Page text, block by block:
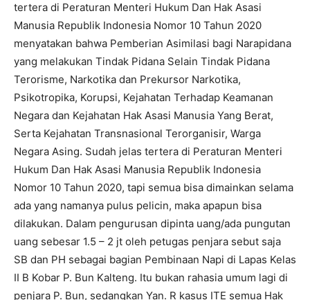
tertera di Peraturan Menteri Hukum Dan Hak Asasi
Manusia Republik Indonesia Nomor 10 Tahun 2020
menyatakan bahwa Pemberian Asimilasi bagi Narapidana
yang melakukan Tindak Pidana Selain Tindak Pidana
Terorisme, Narkotika dan Prekursor Narkotika,
Psikotropika, Korupsi, Kejahatan Terhadap Keamanan
Negara dan Kejahatan Hak Asasi Manusia Yang Berat,
Serta Kejahatan Transnasional Terorganisir, Warga
Negara Asing. Sudah jelas tertera di Peraturan Menteri
Hukum Dan Hak Asasi Manusia Republik Indonesia
Nomor 10 Tahun 2020, tapi semua bisa dimainkan selama
ada yang namanya pulus pelicin, maka apapun bisa
dilakukan. Dalam pengurusan dipinta uang/ada pungutan
uang sebesar 1.5 – 2 jt oleh petugas penjara sebut saja
SB dan PH sebagai bagian Pembinaan Napi di Lapas Kelas
II B Kobar P. Bun Kalteng. Itu bukan rahasia umum lagi di
penjara P. Bun, sedangkan Yan. R kasus ITE semua Hak